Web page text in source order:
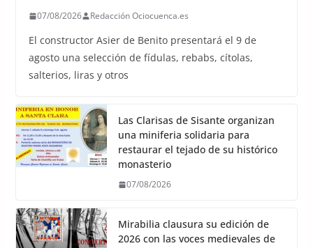
07/08/2026 Redacción Ociocuenca.es
El constructor Asier de Benito presentará el 9 de
agosto una selección de fídulas, rebabs, cítolas,
salterios, liras y otros
Las Clarisas de Sisante organizan
una miniferia solidaria para
restaurar el tejado de su histórico
monasterio
07/08/2026
Mirabilia clausura su edición de
2026 con las voces medievales de